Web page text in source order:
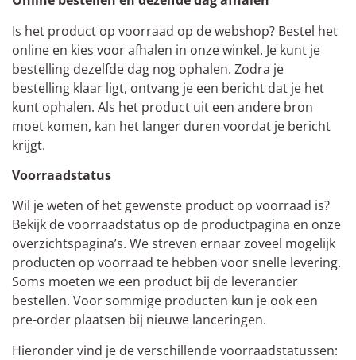
Is het product op voorraad op de webshop? Bestel het
online en kies voor afhalen in onze winkel. Je kunt je
bestelling dezelfde dag nog ophalen. Zodra je
bestelling klaar ligt, ontvang je een bericht dat je het
kunt ophalen. Als het product uit een andere bron
moet komen, kan het langer duren voordat je bericht
krijgt.
Voorraadstatus
Wil je weten of het gewenste product op voorraad is?
Bekijk de voorraadstatus op de productpagina en onze
overzichtspagina’s. We streven ernaar zoveel mogelijk
producten op voorraad te hebben voor snelle levering.
Soms moeten we een product bij de leverancier
bestellen. Voor sommige producten kun je ook een
pre-order plaatsen bij nieuwe lanceringen.
Hieronder vind je de verschillende voorraadstatussen: